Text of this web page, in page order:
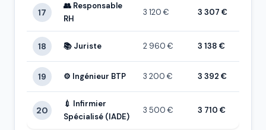
17
👥 Responsable
RH
3 120 € 3 307 €
18 📚 Juriste 2 960 € 3 138 €
19 ⚙️ Ingénieur BTP 3 200 € 3 392 €
20
💉 Infirmier
Spécialisé (IADE)
3 500 € 3 710 €